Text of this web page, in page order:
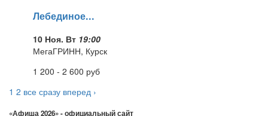
Лебединое...
10 Ноя. Вт 19:00
МегаГРИНН, Курск
1 200 - 2 600 руб
1 2 все сразу вперед ›
«Афиша 2026» - официальный сайт